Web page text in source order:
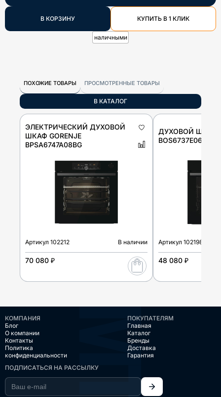
В КОРЗИНУ КУПИТЬ В 1 КЛИК
наличными
ПОХОЖИЕ ТОВАРЫ ПРОСМОТРЕННЫЕ ТОВАРЫ
В КАТАЛОГ
ЭЛЕКТРИЧЕСКИЙ ДУХОВОЙ
ШКАФ GORENJE
BPSA6747A08BG
Артикул 102212 В наличии
70 080 ₽
ДУХОВОЙ ШКАФ
BOS6737E06FBG
Артикул 102198
48 080 ₽
КОМПАНИЯ
Блог
О компании
Контакты
Политика
конфиденциальности
ПОКУПАТЕЛЯМ
Главная
Каталог
Бренды
Доставка
Гарантия
ПОДПИСАТЬСЯ НА РАССЫЛКУ